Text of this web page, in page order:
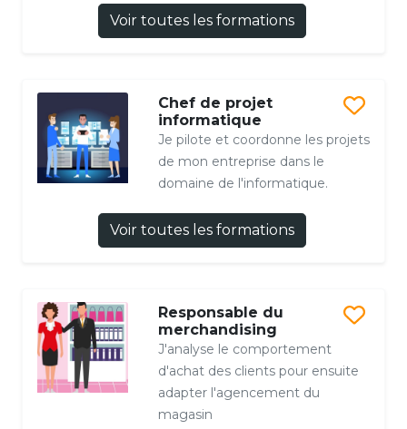
Voir toutes les formations
Chef de projet
informatique
Je pilote et coordonne les projets
de mon entreprise dans le
domaine de l'informatique.
Voir toutes les formations
Responsable du
merchandising
J'analyse le comportement
d'achat des clients pour ensuite
adapter l'agencement du
magasin